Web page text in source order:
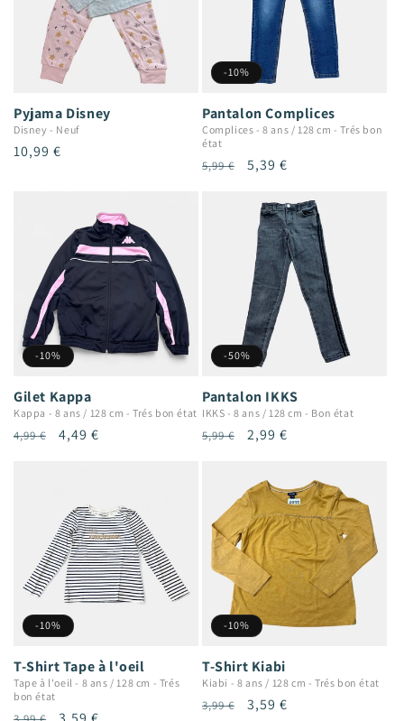
Pyjama Disney
Disney - Neuf
Prix
10,99 €
-10%
Pantalon Complices
Complices -8 ans / 128 cm -Trés bon
état
Prix
5,99 €
Prix
5,39 €
-10%
Gilet Kappa
Kappa - 8 ans / 128 cm -Trés bon état
Prix
4,99 €
Prix
4,49 €
-50%
Pantalon IKKS
IKKS -8 ans / 128 cm - Bon état
Prix
5,99 €
Prix
2,99 €
-10%
T-Shirt Tape à l'oeil
Tape à l'oeil - 8 ans / 128 cm - Trés
bon état
-10%
T-Shirt Kiabi
Kiabi - 8 ans / 128 cm -Trés bon état
Prix
3,99 €
Prix
3,59 €